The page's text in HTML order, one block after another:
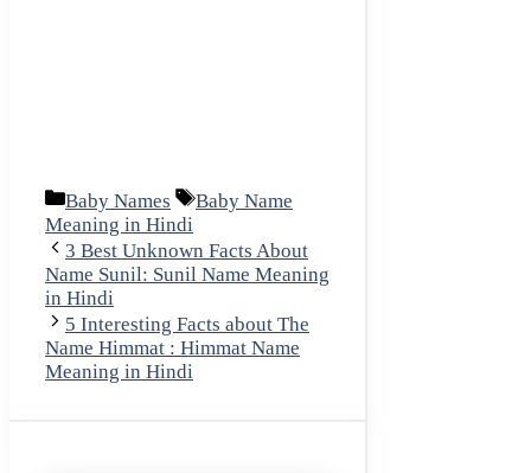
Categories
Baby Names Tags
Baby Name
Meaning in Hindi
3 Best Unknown Facts About
Name Sunil: Sunil Name Meaning
in Hindi
5 Interesting Facts about The
Name Himmat : Himmat Name
Meaning in Hindi